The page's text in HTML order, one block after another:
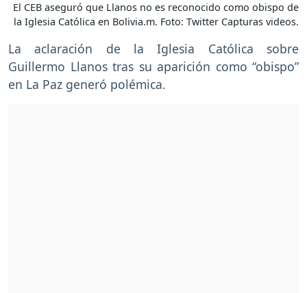
El CEB aseguró que Llanos no es reconocido como obispo de
la Iglesia Católica en Bolivia.m. Foto: Twitter Capturas videos.
La aclaración de la Iglesia Católica sobre
Guillermo Llanos tras su aparición como “obispo”
en La Paz generó polémica.